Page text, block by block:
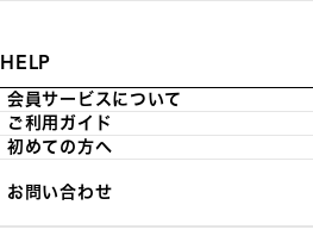
HELP
会員サービスについて
ご利用ガイド
初めての方へ
お問い合わせ